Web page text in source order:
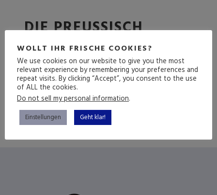
DIE PREUSSISCH K
ORREKTE FOLGE
(mehr …)
WOLLT IHR FRISCHE COOKIES?
We use cookies on our website to give you the most
relevant experience by remembering your preferences and
repeat visits. By clicking “Accept”, you consent to the use
of ALL the cookies.
Do not sell my personal information.
Einstellungen Geht klar!